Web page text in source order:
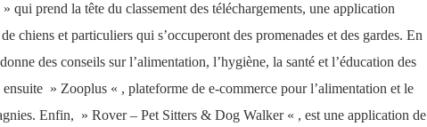
qui prend la tête du classement des téléchargements, une application
chiens et particuliers qui s’occuperont des promenades et des gardes. En
des conseils sur l’alimentation, l’hygiène, la santé et l’éducation des
» Zooplus « , plateforme de e-commerce pour l’alimentation et le
Enfin, » Rover – Pet Sitters & Dog Walker « , est une application de